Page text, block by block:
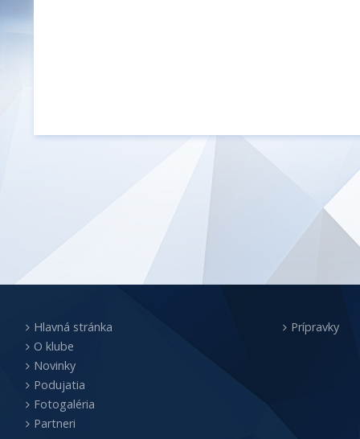
Hlavná stránka
O klube
Novinky
Podujatia
Fotogaléria
Partneri
Prípravky